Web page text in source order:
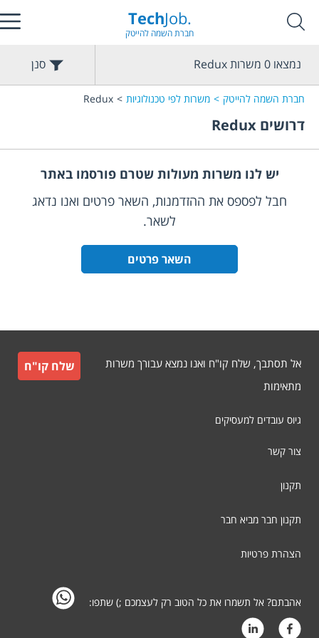
TechJob.
חברת השמה להייטק
חברת השמה להייטק משרות לפי טכנולוגיות Redux
דרושים Redux
נמצאו 0 משרותRedux סנן
יש לנו משרות מעולות שטרם פורסמו באתר
חבל לפספס את ההזדמנות, השאר פרטים ואנו נדאג
לשאר.
השאר פרטים
אל תסתבך, שלח קו"ח ואנו נמצא עבורך משרות
מתאימות
שלח קו"ח
גיוס עובדים למעסיקים
צור קשר
תקנון
תקנון חבר מביא חבר
הצהרת פרטיות
אהבתם? אל תשמרו את כל הטוב רק לעצמכם ;) שתפו: